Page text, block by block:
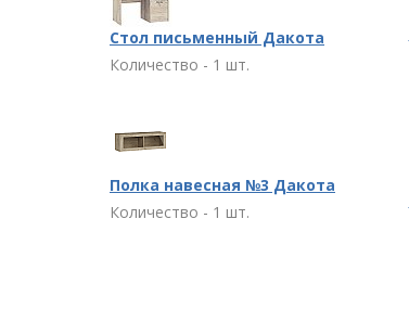
Стол письменный Дакота
Количество - 1 шт.
Полка навесная №3 Дакота
Количество - 1 шт.